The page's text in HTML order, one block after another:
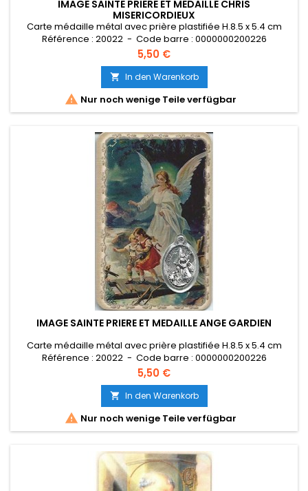
IMAGE SAINTE PRIERE ET MEDAILLE CHRIS
MISERICORDIEUX
Carte médaille métal avec prière plastifiée H.8.5 x 5.4 cm
Référence : 20022 - Code barre : 0000000200226
Preis
5,50 €
 In den Warenkorb
 Nur noch wenige Teile verfügbar
IMAGE SAINTE PRIERE ET MEDAILLE ANGE GARDIEN
Carte médaille métal avec prière plastifiée H.8.5 x 5.4 cm
Référence : 20022 - Code barre : 0000000200226
Preis
5,50 €
 In den Warenkorb
 Nur noch wenige Teile verfügbar